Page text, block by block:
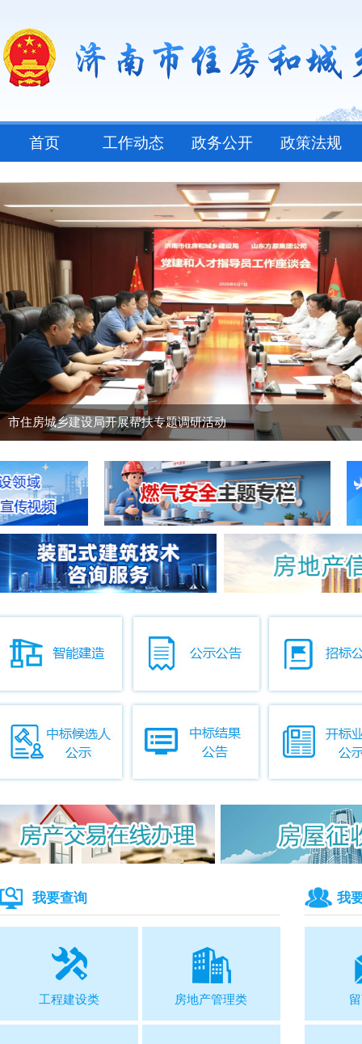
首页 工作动态 政务公开 政策法规
市住房城乡建设局开展帮扶专题调研活动
我要查询
工程建设类 房地产管理类
我